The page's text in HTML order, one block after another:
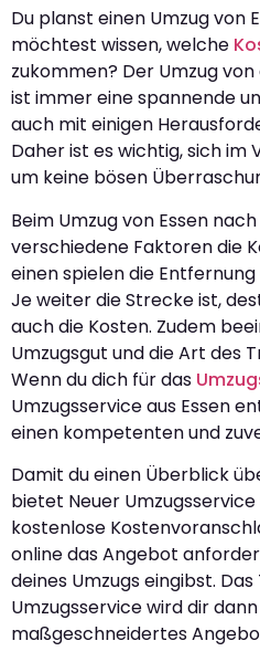
Du planst einen Umzug von
möchtest wissen, welche
zukommen? Der Umzug
ist immer eine spannende
auch mit einigen
Daher ist es wichtig, sich im
um keine bösen
Beim Umzug von Essen
verschiedene Faktoren die
einen spielen die Entfernung
Je weiter die Strecke ist,
auch die Kosten. Zudem
Umzugsgut und die Art des
Wenn du dich für das
Umzugsservice aus Essen
einen kompetenten und
Damit du einen Überblick
bietet Neuer
kostenlose
online das Angebot
deines Umzugs eingibst.
Umzugsservice wird dir
maßgeschneidertes